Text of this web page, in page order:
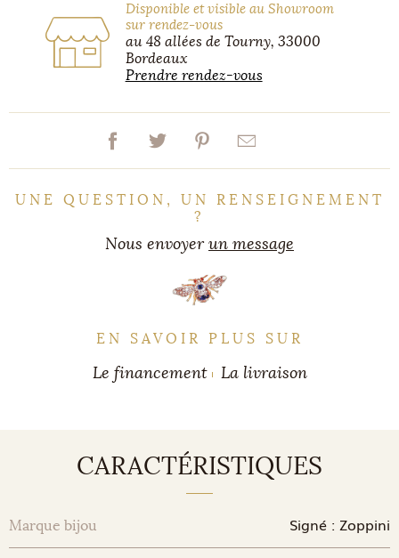
Disponible et visible au Showroom
sur rendez-vous
au 48 allées de Tourny, 33000
Bordeaux
Prendre rendez-vous
UNE QUESTION, UN RENSEIGNEMENT
?
Nous envoyerun message
EN SAVOIR PLUS SUR
Le financement La livraison
CARACTÉRISTIQUES
Marque bijou Signé : Zoppini